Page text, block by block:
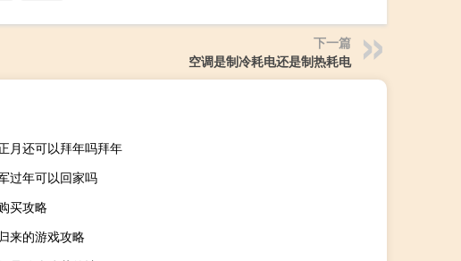
下一篇
空调是制冷耗电还是制热耗电
月还可以拜年吗拜年
过年可以回家吗
买攻略
来的游戏攻略